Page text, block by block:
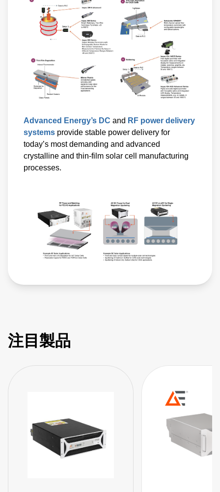
Advanced Energy’s DC and RF power delivery
systems provide stable power delivery for
today’s most demanding and advanced
crystalline and thin-film solar cell manufacturing
processes.
注目製品